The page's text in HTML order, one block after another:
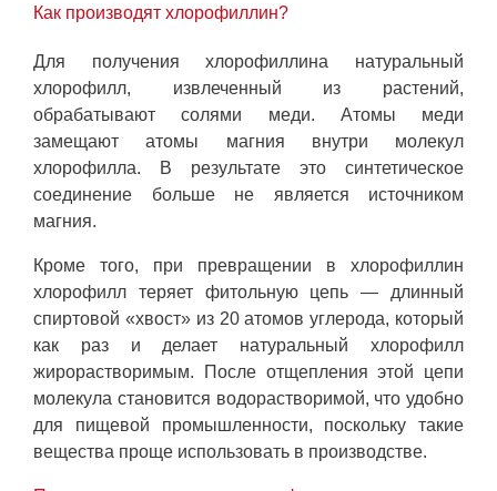
Как производят хлорофиллин?
Для получения хлорофиллина натуральный
хлорофилл, извлеченный из растений,
обрабатывают солями меди. Атомы меди
замещают атомы магния внутри молекул
хлорофилла. В результате это синтетическое
соединение больше не является источником
магния.
Кроме того, при превращении в хлорофиллин
хлорофилл теряет фитольную цепь — длинный
спиртовой «хвост» из 20 атомов углерода, который
как раз и делает натуральный хлорофилл
жирорастворимым. После отщепления этой цепи
молекула становится водорастворимой, что удобно
для пищевой промышленности, поскольку такие
вещества проще использовать в производстве.